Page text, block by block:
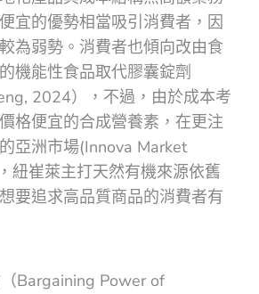
宜的優勢相當吸引消費者，因
為弱勢。消費者也傾向改由食
機能性食品取代膠囊錠劑
2024），不過，由於成本考
格便宜的合成營養素，在更注
亞洲市場(Innova Market
紐崔萊主打天然有機來源依舊
要追求高品質商品的消費者有
（Bargaining Power of